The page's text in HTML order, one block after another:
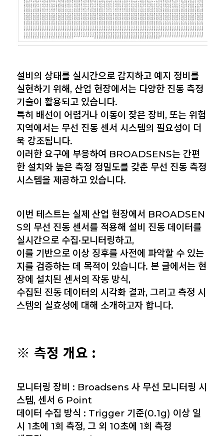
설비의 상태를 실시간으로 감지하고 예지 정비를
실현하기 위해, 산업 현장에서는 다양한 진동 측정
기술이 활용되고 있습니다.
특히 배선이 어렵거나 이동이 잦은 장비, 또는 위험
지역에서는 무선 진동 센서 시스템의 필요성이 더
욱 강조됩니다.
이러한 요구에 부응하여 BROADSENS는 간편
한 설치와 높은 측정 정밀도를 갖춘 무선 진동 측정
시스템을 제공하고 있습니다.
이번 테스트는 실제 산업 현장에서 BROADSEN
S의 무선 진동 센서를 적용해 설비 진동 데이터를
실시간으로 수집·모니터링하고,
이를 기반으로 이상 징후를 사전에 파악할 수 있는
지를 검증하는 데 목적이 있습니다. 본 글에서는 현
장에 설치된 센서의 작동 방식,
수집된 진동 데이터의 시각화 결과, 그리고 측정 시
스템의 실효성에 대해 소개하고자 합니다.
※ 측정 개요 :
모니터링 장비 : Broadsens 사 무선 모니터링 시
스템, 센서 6 Point
데이터 수집 방식 : Trigger 기준(0.1g) 이상 일
시 1초에 1회 측정, 그 외 10초에 1회 측정